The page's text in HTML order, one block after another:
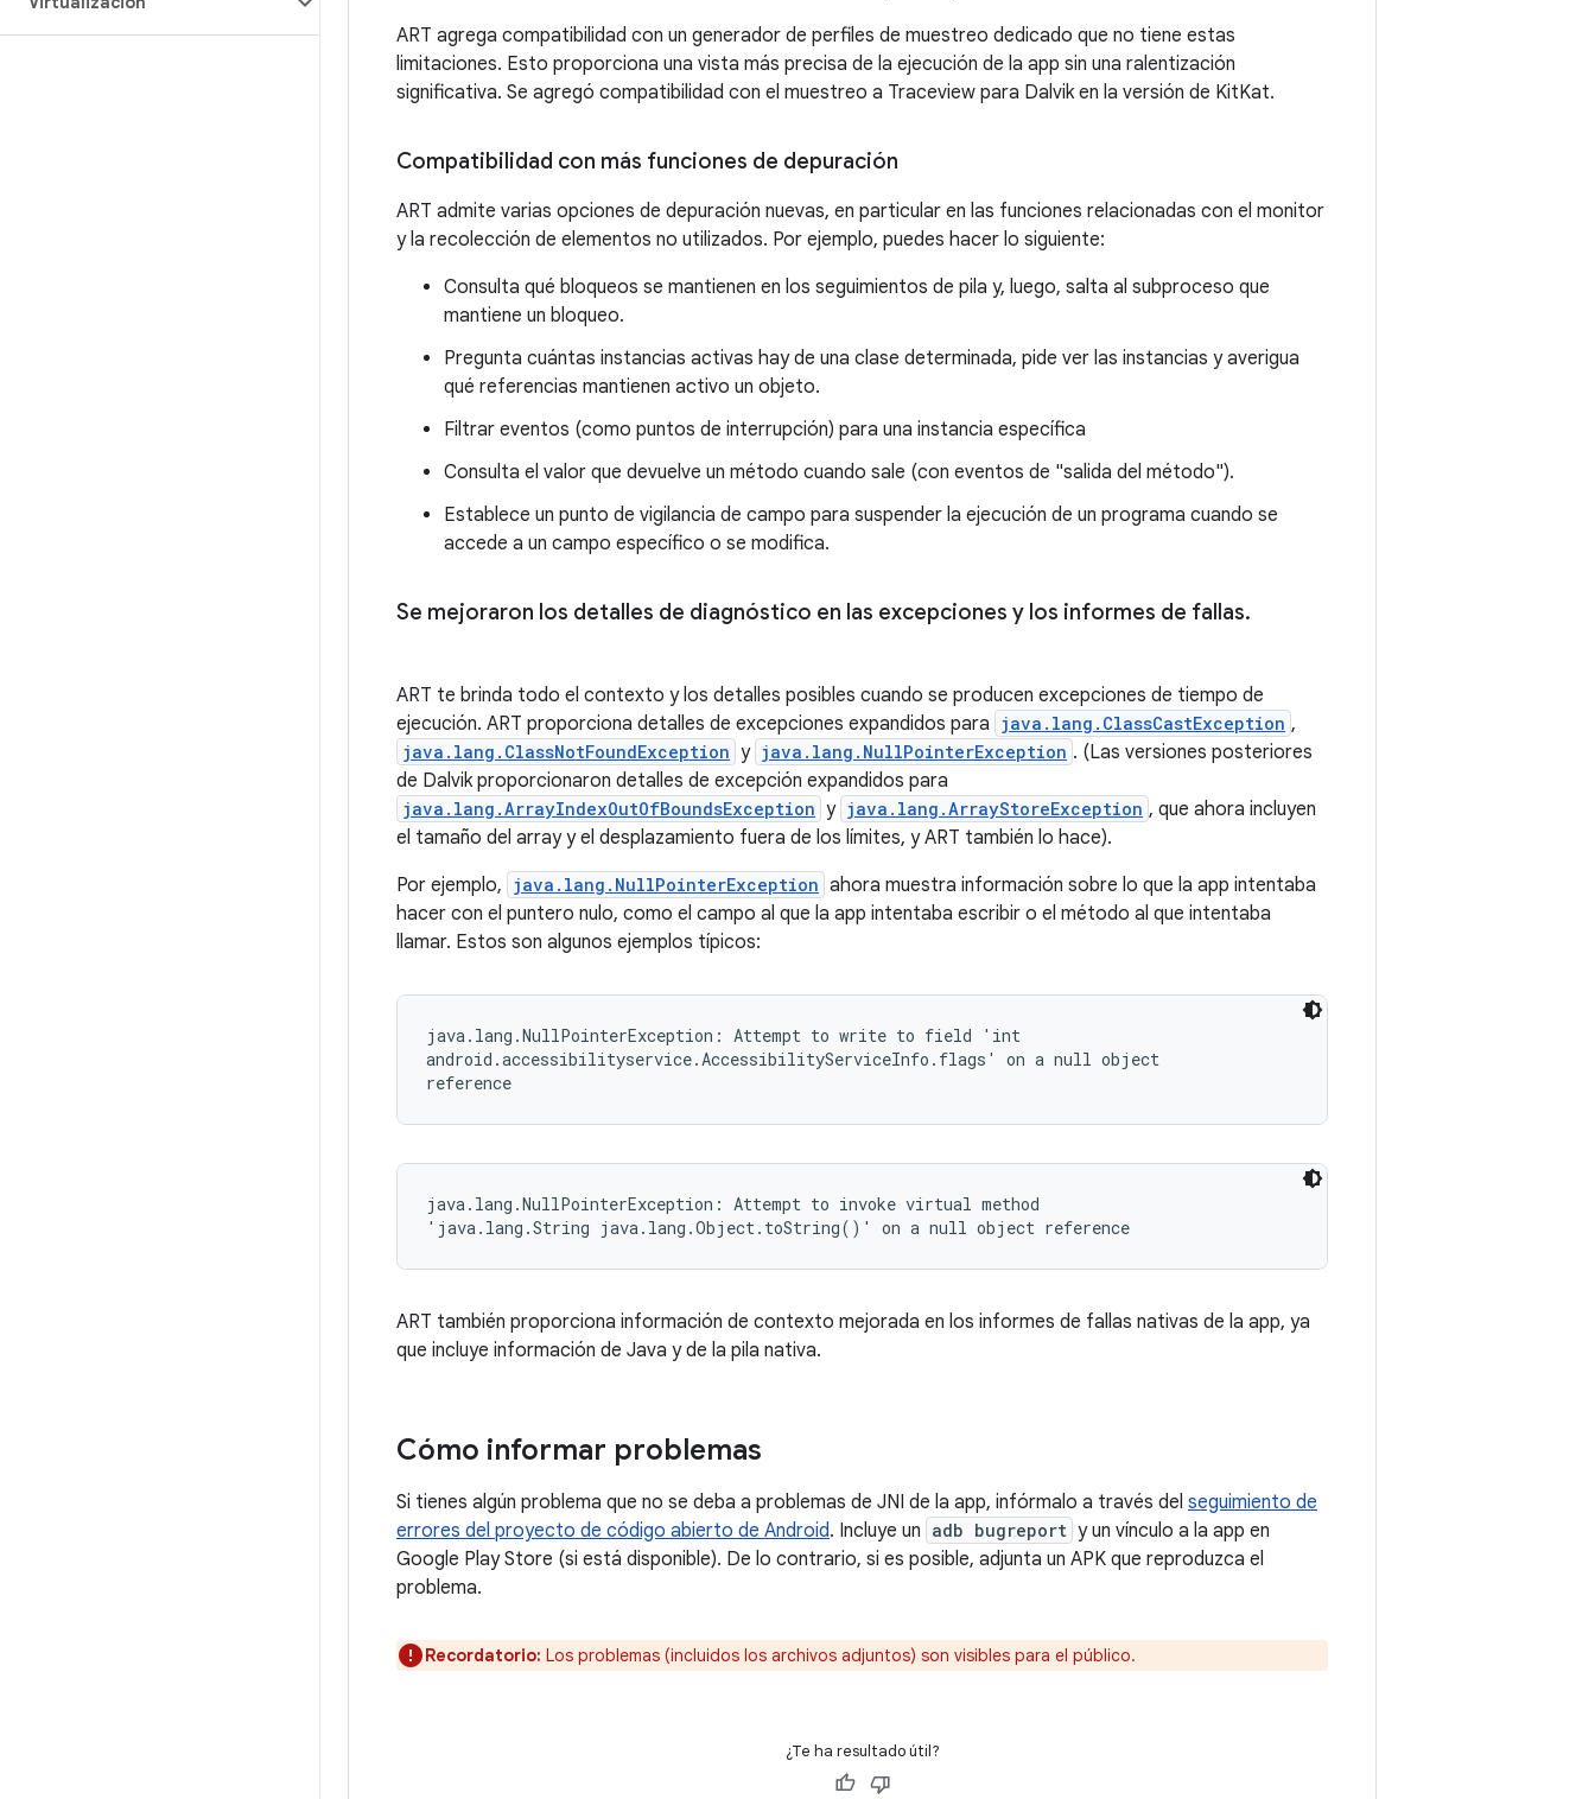
ART agrega compatibilidad con un generador de perfiles de muestreo dedicado que no tiene estas
limitaciones. Esto proporciona una vista más precisa de la ejecución de la app sin una ralentización
significativa. Se agregó compatibilidad con el muestreo a Traceview para Dalvik en la versión de KitKat.
Compatibilidad con más funciones de depuración
ART admite varias opciones de depuración nuevas, en particular en las funciones relacionadas con el monitor
y la recolección de elementos no utilizados. Por ejemplo, puedes hacer lo siguiente:
Consulta qué bloqueos se mantienen en los seguimientos de pila y, luego, salta al subproceso que
mantiene un bloqueo.
Pregunta cuántas instancias activas hay de una clase determinada, pide ver las instancias y averigua
qué referencias mantienen activo un objeto.
Filtrar eventos (como puntos de interrupción) para una instancia específica
Consulta el valor que devuelve un método cuando sale (con eventos de "salida del método").
Establece un punto de vigilancia de campo para suspender la ejecución de un programa cuando se
accede a un campo específico o se modifica.
Se mejoraron los detalles de diagnóstico en las excepciones y los informes de fallas.
ART te brinda todo el contexto y los detalles posibles cuando se producen excepciones de tiempo de
ejecución. ART proporciona detalles de excepciones expandidos para java.lang.ClassCastException ,
java.lang.ClassNotFoundException y java.lang.NullPointerException . (Las versiones posteriores
de Dalvik proporcionaron detalles de excepción expandidos para
java.lang.ArrayIndexOutOfBoundsException y java.lang.ArrayStoreException , que ahora incluyen
el tamaño del array y el desplazamiento fuera de los límites, y ART también lo hace).
Por ejemplo, java.lang.NullPointerException ahora muestra información sobre lo que la app intentaba
hacer con el puntero nulo, como el campo al que la app intentaba escribir o el método al que intentaba
llamar. Estos son algunos ejemplos típicos:
java.lang.NullPointerException: Attempt to write to field 'int
android.accessibilityservice.AccessibilityServiceInfo.flags' on a null object
reference
java.lang.NullPointerException: Attempt to invoke virtual method
'java.lang.String java.lang.Object.toString()' on a null object reference
ART también proporciona información de contexto mejorada en los informes de fallas nativas de la app, ya
que incluye información de Java y de la pila nativa.
Cómo informar problemas
Si tienes algún problema que no se deba a problemas de JNI de la app, infórmalo a través del seguimiento de
errores del proyecto de código abierto de Android. Incluye un adb bugreport y un vínculo a la app en
Google Play Store (si está disponible). De lo contrario, si es posible, adjunta un APK que reproduzca el
problema.
Recordatorio: Los problemas (incluidos los archivos adjuntos) son visibles para el público.
¿Te ha resultado útil?